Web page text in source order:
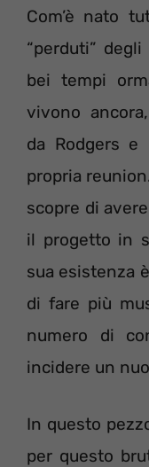
Com’è nato
“perduti”
bei tempi
vivono
da Rodgers e
propria
scopre di
il progetto in
sua esistenza
di fare più
numero di
incidere un
In questo
per questo